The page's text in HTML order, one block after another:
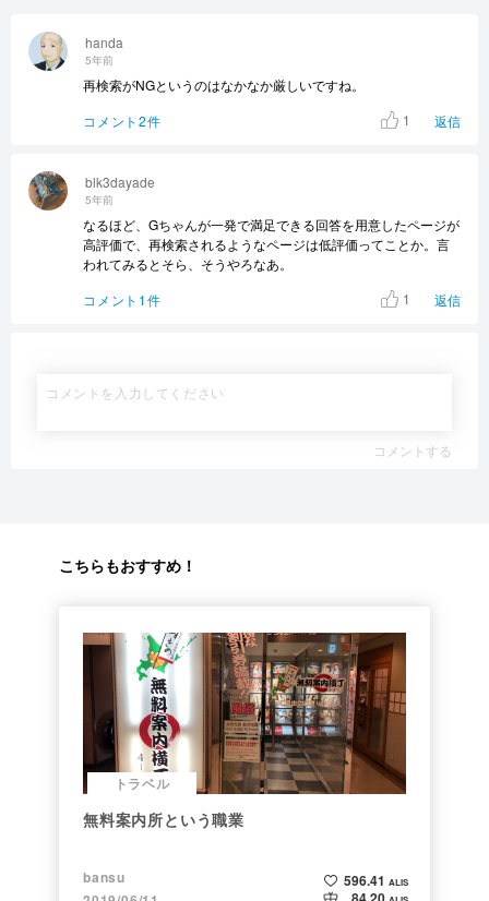
blk3dayade
5年前
なるほど、Gちゃんが一発で満足できる回答を用意したページが
高評価で、再検索されるようなページは低評価ってことか。言
われてみるとそら、そうやろなあ。
コメント1件
1 返信
handa
5年前
再検索がNGというのはなかなか厳しいですね。
コメント2件
1 返信
コメントする
こちらもおすすめ！
トラベル
無料案内所という職業
bansu
596.41 ALIS